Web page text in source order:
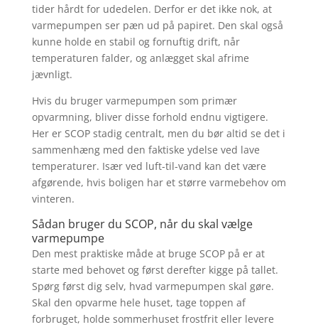
tider hårdt for udedelen. Derfor er det ikke nok, at
varmepumpen ser pæn ud på papiret. Den skal også
kunne holde en stabil og fornuftig drift, når
temperaturen falder, og anlægget skal afrime
jævnligt.
Hvis du bruger varmepumpen som primær
opvarmning, bliver disse forhold endnu vigtigere.
Her er SCOP stadig centralt, men du bør altid se det i
sammenhæng med den faktiske ydelse ved lave
temperaturer. Især ved luft-til-vand kan det være
afgørende, hvis boligen har et større varmebehov om
vinteren.
Sådan bruger du SCOP, når du skal vælge
varmepumpe
Den mest praktiske måde at bruge SCOP på er at
starte med behovet og først derefter kigge på tallet.
Spørg først dig selv, hvad varmepumpen skal gøre.
Skal den opvarme hele huset, tage toppen af
forbruget, holde sommerhuset frostfrit eller levere